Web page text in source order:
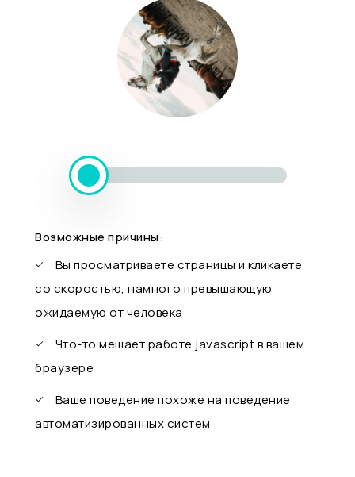
Возможные причины:
Вы просматриваете страницы и кликаете
со скоростью, намного превышающую
ожидаемую от человека
Что-то мешает работе javascript в вашем
браузере
Ваше поведение похоже на поведение
автоматизированных систем